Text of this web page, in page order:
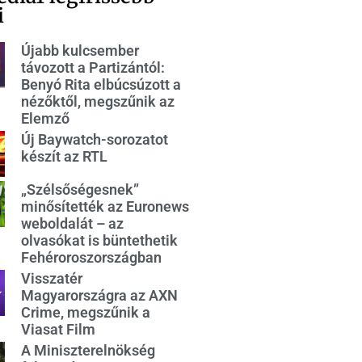
Újabb kulcsember
távozott a Partizántól:
Benyó Rita elbúcsúzott a
nézőktől, megszűnik az
Elemző
Új Baywatch-sorozatot
készít az RTL
„Szélsőségesnek”
minősítették az Euronews
weboldalát – az
olvasókat is büntethetik
Fehéroroszországban
Visszatér
Magyarországra az AXN
Crime, megszűnik a
Viasat Film
A Miniszterelnökség